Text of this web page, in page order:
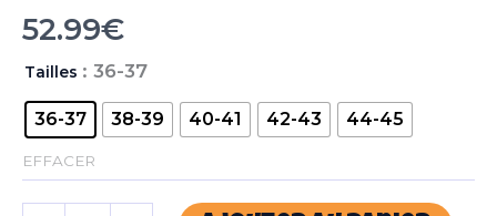
52.99€
Tailles : 36-37
36-37 38-39 40-41 42-43 44-45
EFFACER